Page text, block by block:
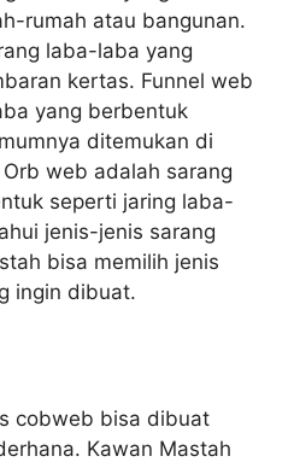
rumah atau bangunan.
laba-laba yang
kertas. Funnel web
yang berbentuk
ditemukan di
web adalah sarang
seperti jaring laba-
jenis-jenis sarang
bisa memilih jenis
ingin dibuat.
cobweb bisa dibuat
Kawan Mastah